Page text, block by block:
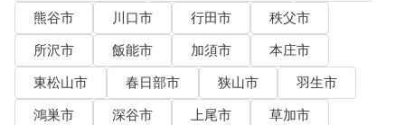
熊谷市
川口市 行田市
秩父市
所沢市
飯能市 加須市
本庄市
東松山市
春日部市 狭山市
羽生市
鴻巣市
深谷市 上尾市
草加市